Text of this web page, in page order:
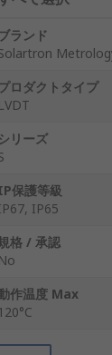
ランド
ロダクトタイプ
LVDT
シリーズ
保護等級
IP65
格 / 承認
No
作温度 Max
120°C